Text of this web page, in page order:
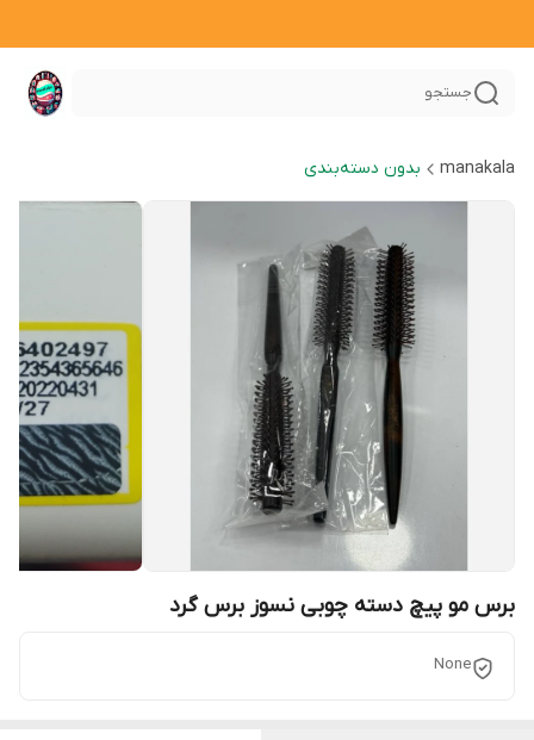
جستجو
manakala بدون دسته‌بندی
برس مو پیچ دسته چوبی نسوز برس گرد
None